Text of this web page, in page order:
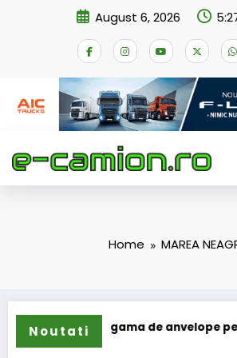
August 6, 2026
Home MAREA
Noutati
își extinde gama de anvelope pentru